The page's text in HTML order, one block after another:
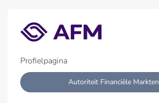
Profielpagina
Autoriteit Financiële Markten